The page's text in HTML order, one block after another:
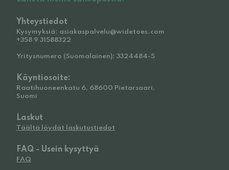
Yhteystiedot
Kysymyksiä: asiakaspalvelu@widetoes.com
+358 9 31588322
Yritysnumero (Suomalainen): 3324484-5
Käyntiosoite:
Raatihuoneenkatu 6, 68600 Pietarsaari,
Suomi
Laskut
Täältä löydät laskutustiedot
FAQ - Usein kysyttyä
FAQ